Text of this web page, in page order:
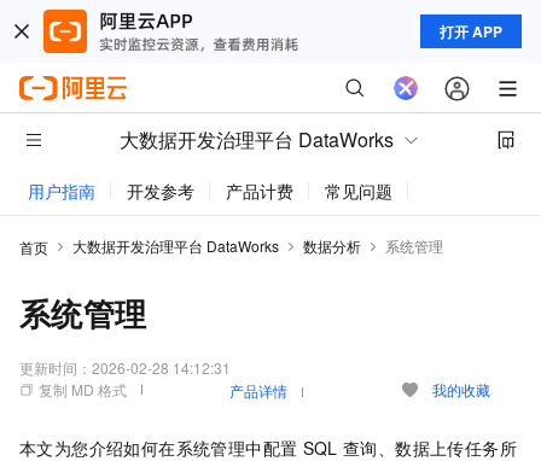
打开 APP
大数据开发治理平台 DataWorks
用户指南 开发参考 产品计费 常见问题
首页 大数据开发治理平台 DataWorks 数据分析 系统管理
系统管理
更新时间： 2026-02-28 14:12:31
复制 MD 格式
产品详情 我的收藏
本文为您介绍如何在系统管理中配置 SQL 查询、数据上传任务所